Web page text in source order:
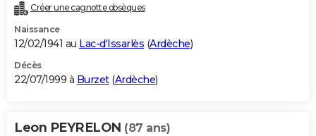
Créer une cagnotte obsèques
Naissance
12/02/1941 au Lac-d'Issarlès (Ardèche)
Décès
22/07/1999 à Burzet(Ardèche)
Leon PEYRELON (87 ans)